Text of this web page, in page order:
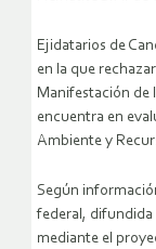
Ejidatarios de
en la que
Manifestación de
encuentra en
Ambiente y
Según
federal, difundida
mediante el